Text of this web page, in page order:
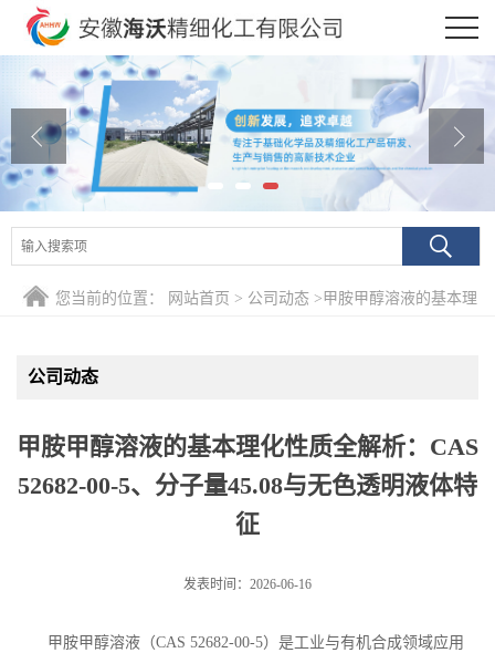
公司首页
公司介绍
公司动态
产品展厅
在线留言
您当前的位置： 网站首页 > 公司动态 >甲胺甲醇溶液的基本理
特征
公司动态
甲胺甲醇溶液的基本理化性质全解析：CAS
52682-00-5、分子量45.08与无色透明液体特
征
发表时间：2026-06-16
甲胺甲醇溶液（CAS 52682-00-5）是工业与有机合成领域应用